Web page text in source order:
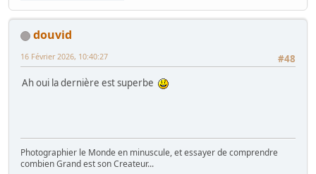
douvid
#48
16 Février 2026, 10:40:27
Ah oui la dernière est superbe
Photographier le Monde en minuscule, et essayer de comprendre
combien Grand est son Createur...